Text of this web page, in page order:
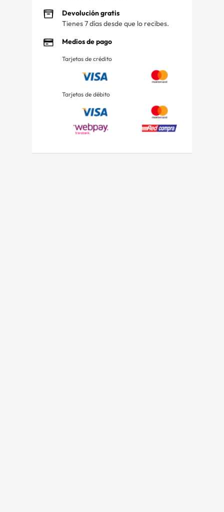
Devolución gratis
Tienes 7 días desde que lo recibes.
Medios de pago
Tarjetas de crédito
Tarjetas de débito